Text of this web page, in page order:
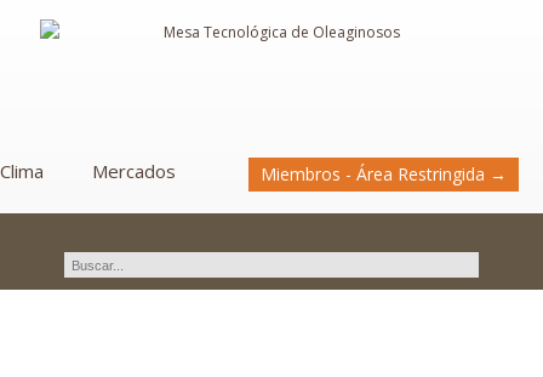
Clima Mercados Miembros - Área Restringida →